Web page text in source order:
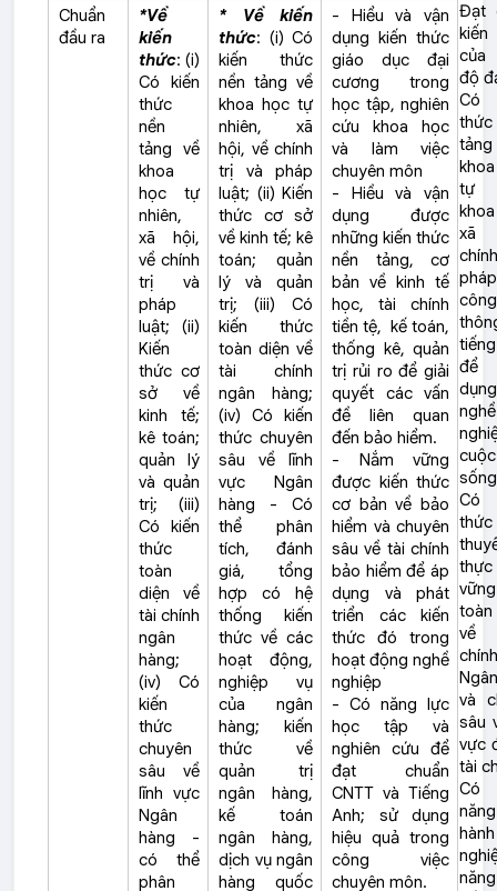
Chuẩn
đầu ra
*Về
kiến
thức: (i)
Có kiến
thức
nền
tảng về
khoa
học tự
nhiên,
xã hội,
về chính
trị và
pháp
luật; (ii)
Kiến
thức cơ
sở về
kinh tế;
kê toán;
quản lý
và quản
trị; (iii)
Có kiến
thức
toàn
diện về
tài chính
ngân
hàng;
(iv) Có
kiến
thức
chuyên
sâu về
lĩnh vực
Ngân
hàng -
có thể
phân
* Về kiến
thức: (i) Có
kiến thức
nền tảng về
khoa học tự
nhiên, xã
hội, về chính
trị và pháp
luật; (ii) Kiến
thức cơ sở
về kinh tế; kê
toán; quản
lý và quản
trị; (iii) Có
kiến thức
toàn diện về
tài chính
ngân hàng;
(iv) Có kiến
thức chuyên
sâu về lĩnh
vực Ngân
hàng - Có
thể phân
tích, đánh
giá, tổng
hợp có hệ
thống kiến
thức về các
hoạt động,
nghiệp vụ
của ngân
hàng; kiến
thức về
quản trị
ngân hàng,
kế toán
ngân hàng,
dịch vụ ngân
hàng quốc
- Hiểu và vận
dụng kiến thức
giáo dục đại
cương trong
học tập, nghiên
cứu khoa học
và làm việc
chuyên môn
- Hiều và vận
dụng được
những kiến thức
nền tảng, cơ
bản về kinh tế
học, tài chính
tiền tệ, kế toán,
thống kê, quản
trị rủi ro để giải
quyết các vấn
đề liên quan
đến bảo hiểm.
- Nắm vững
được kiến thức
cơ bản về bảo
hiểm và chuyên
sâu về tài chính
bảo hiểm để áp
dụng và phát
triển các kiến
thức đó trong
hoạt động nghề
nghiệp
- Có năng lực
học tập và
nghiên cứu để
đạt chuẩn
CNTT và Tiếng
Anh; sử dụng
hiệu quả trong
công việc
chuyên môn.
Đạt
độ
Có
tự
xã
để
nghề
cuộc
Có
về
và
sâu
vực
tài